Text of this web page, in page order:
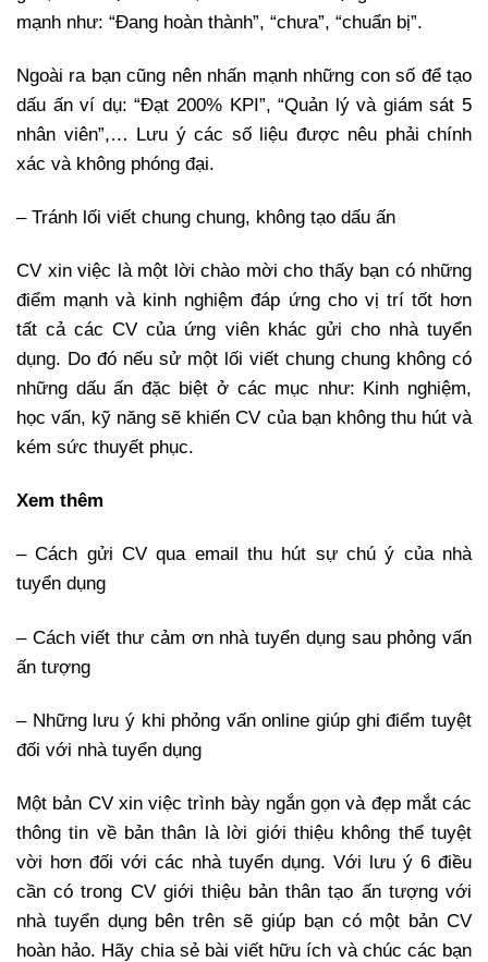
mạnh như: “Đang hoàn thành”, “chưa”, “chuẩn bị”.
Ngoài ra bạn cũng nên nhấn mạnh những con số để tạo
dấu ấn ví dụ: “Đạt 200% KPI”, “Quản lý và giám sát 5
nhân viên”,… Lưu ý các số liệu được nêu phải chính
xác và không phóng đại.
– Tránh lối viết chung chung, không tạo dấu ấn
CV xin việc là một lời chào mời cho thấy bạn có những
điểm mạnh và kinh nghiệm đáp ứng cho vị trí tốt hơn
tất cả các CV của ứng viên khác gửi cho nhà tuyển
dụng. Do đó nếu sử một lối viết chung chung không có
những dấu ấn đặc biệt ở các mục như: Kinh nghiệm,
học vấn, kỹ năng sẽ khiến CV của bạn không thu hút và
kém sức thuyết phục.
Xem thêm
– Cách gửi CV qua email thu hút sự chú ý của nhà
tuyển dụng
– Cách viết thư cảm ơn nhà tuyển dụng sau phỏng vấn
ấn tượng
– Những lưu ý khi phỏng vấn online giúp ghi điểm tuyệt
đối với nhà tuyển dụng
Một bản CV xin việc trình bày ngắn gọn và đẹp mắt các
thông tin về bản thân là lời giới thiệu không thể tuyệt
vời hơn đối với các nhà tuyển dụng. Với lưu ý 6 điều
cần có trong CV giới thiệu bản thân tạo ấn tượng với
nhà tuyển dụng bên trên sẽ giúp bạn có một bản CV
hoàn hảo. Hãy chia sẻ bài viết hữu ích và chúc các bạn